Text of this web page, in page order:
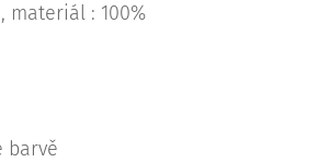
materiál : 100%
barvě